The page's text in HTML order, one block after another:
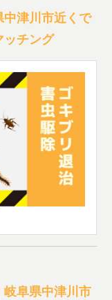
津川市近くで
ッチング
阜県中津川市